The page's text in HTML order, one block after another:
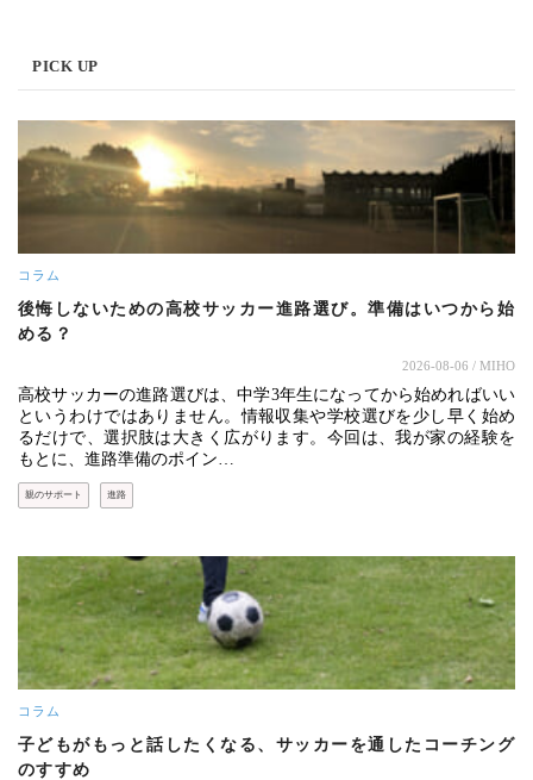
PICK UP
コラム
後悔しないための高校サッカー進路選び。準備はいつから始
める？
2026-08-06 / MIHO
高校サッカーの進路選びは、中学3年生になってから始めればいい
というわけではありません。情報収集や学校選びを少し早く始め
るだけで、選択肢は大きく広がります。今回は、我が家の経験を
もとに、進路準備のポイン…
親のサポート 進路
コラム
子どもがもっと話したくなる、サッカーを通したコーチング
のすすめ